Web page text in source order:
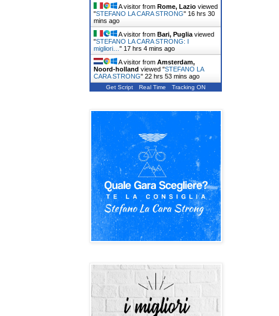
A visitor from Rome, Lazio viewed
"STEFANO LA CARA STRONG" 16 hrs 30
mins ago
A visitor from Bari, Puglia viewed
"STEFANO LA CARA STRONG: I
migliori… " 17 hrs 4 mins ago
A visitor from Amsterdam,
Noord-holland viewed "STEFANO LA
CARA STRONG" 22 hrs 53 mins ago
Get Script Real Time Tracking ON